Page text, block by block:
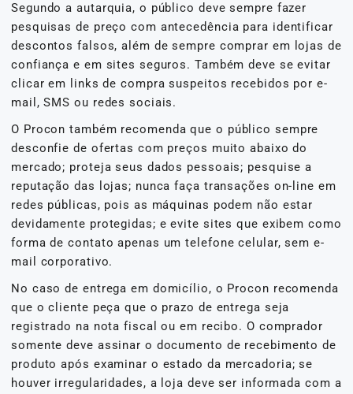
Segundo a autarquia, o público deve sempre fazer
pesquisas de preço com antecedência para identificar
descontos falsos, além de sempre comprar em lojas de
confiança e em sites seguros. Também deve se evitar
clicar em links de compra suspeitos recebidos por e-
mail, SMS ou redes sociais.
O Procon também recomenda que o público sempre
desconfie de ofertas com preços muito abaixo do
mercado; proteja seus dados pessoais; pesquise a
reputação das lojas; nunca faça transações on-line em
redes públicas, pois as máquinas podem não estar
devidamente protegidas; e evite sites que exibem como
forma de contato apenas um telefone celular, sem e-
mail corporativo.
No caso de entrega em domicílio, o Procon recomenda
que o cliente peça que o prazo de entrega seja
registrado na nota fiscal ou em recibo. O comprador
somente deve assinar o documento de recebimento de
produto após examinar o estado da mercadoria; se
houver irregularidades, a loja deve ser informada com a